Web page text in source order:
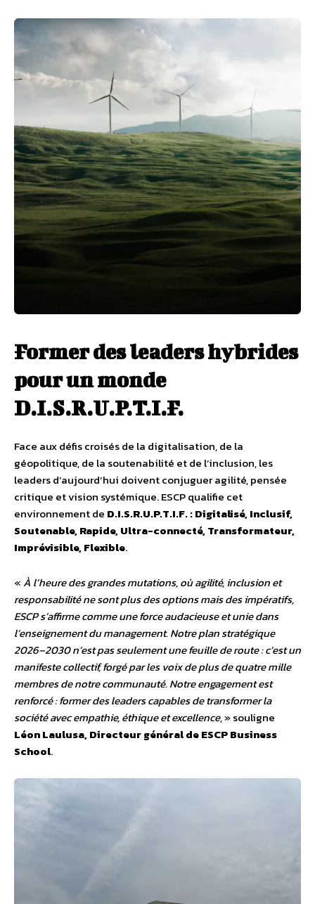
Former des leaders hybrides
pour un monde
D.I.S.R.U.P.T.I.F.
Face aux défis croisés de la digitalisation, de la
géopolitique, de la soutenabilité et de l’inclusion, les
leaders d’aujourd’hui doivent conjuguer agilité, pensée
critique et vision systémique. ESCP qualifie cet
environnement de D.I.S.R.U.P.T.I.F. : Digitalisé, Inclusif,
Soutenable, Rapide, Ultra-connecté, Transformateur,
Imprévisible, Flexible.
« À l’heure des grandes mutations, où agilité, inclusion et
responsabilité ne sont plus des options mais des impératifs,
ESCP s’affirme comme une force audacieuse et unie dans
l’enseignement du management. Notre plan stratégique
2026–2030 n’est pas seulement une feuille de route : c’est un
manifeste collectif, forgé par les voix de plus de quatre mille
membres de notre communauté. Notre engagement est
renforcé : former des leaders capables de transformer la
société avec empathie, éthique et excellence, » souligne
Léon Laulusa, Directeur général de ESCP Business
School.